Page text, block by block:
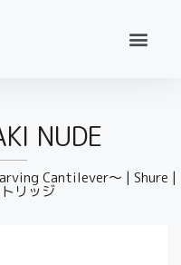
NUDE
Cantilever〜 | Shure |
リッジ